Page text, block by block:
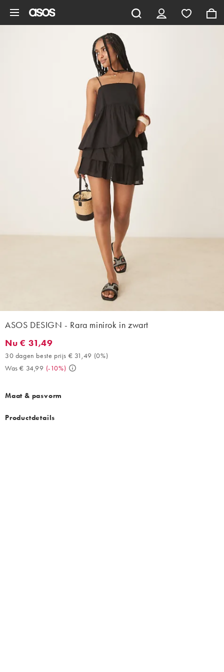
ASOS DESIGN - Rara minirok in zwart
Nu € 31,49. 30 dagen beste prijs € 31,49 (0%). Was € 34,99. (-
Nu € 31,49
30 dagen beste prijs € 31,49 (0%)
Was € 34,99 (-10%)
Maat & pasvorm
Productdetails